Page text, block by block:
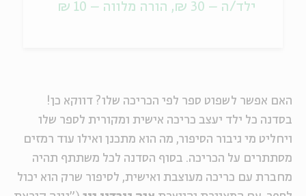
האם אפשר לשפוט ספר לפי הכריכה שלו? דווקא כן!
בסדנה כל ילד יעצב כריכה אישית ומקורית לספר שלו
ויחליט מי גיבור הסיפור, מה הוא מתכנן ואילו עוד רמזים
מסתתרים על הכריכה. בסוף הסדנה לכל משתתף תהיה
מחברת עם כריכה מעוצבת ואישית, לסיפור שרק הוא יכול
ילד/ה – 30 ₪, הורה מלווה – 10 ₪